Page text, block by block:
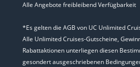
Alle Angebote freibleibend Verfügbarkeit
*Es gelten die AGB von UC Unlimited
Alle Unlimited Cruises-Gutscheine,
Rabattaktionen unterliegen diesen
gesondert ausgeschriebenen